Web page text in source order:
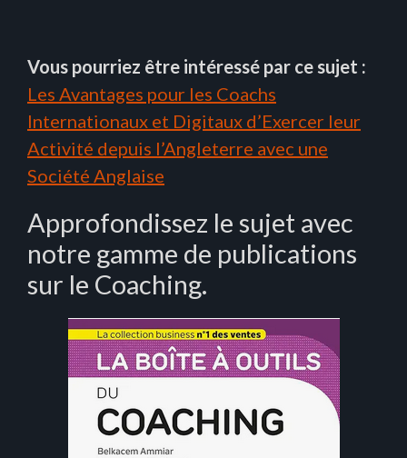
Vous pourriez être intéressé par ce sujet :
Les Avantages pour les Coachs
Internationaux et Digitaux d’Exercer leur
Activité depuis l’Angleterre avec une
Société Anglaise
Approfondissez le sujet avec
notre gamme de publications
sur le Coaching.